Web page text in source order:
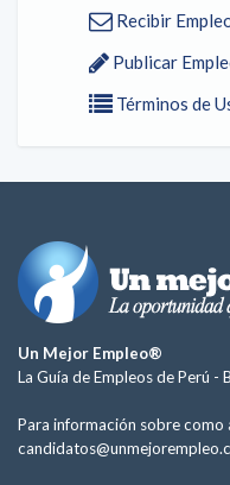
Recibir
Publicar
Términos de
Un Mejor Empleo®
La Guía de Empleos de Perú -
Para información sobre como